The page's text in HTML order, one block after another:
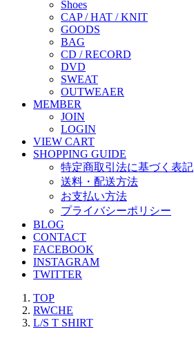
Shoes
CAP / HAT / KNIT
GOODS
BAG
CD / RECORD
DVD
SWEAT
OUTWEAER
MEMBER
JOIN
LOGIN
VIEW CART
SHOPPING GUIDE
特定商取引法に基づく表記
送料・配送方法
お支払い方法
プライバシーポリシー
BLOG
CONTACT
FACEBOOK
INSTAGRAM
TWITTER
TOP
RWCHE
L/S T SHIRT